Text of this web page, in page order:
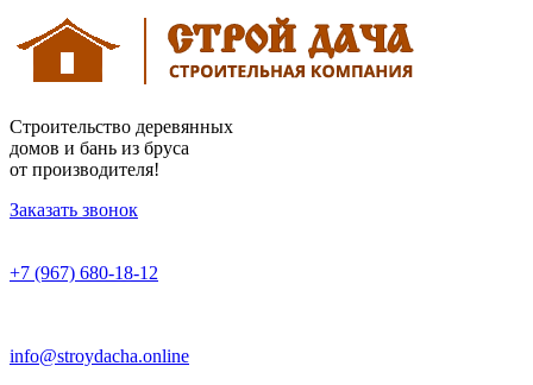
Строительство деревянных
домов и бань из бруса
от производителя!
Заказать звонок
+7 (967) 680-18-12
info@stroydacha.online